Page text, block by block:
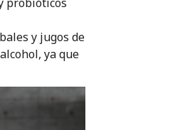
y jugos de
ya que